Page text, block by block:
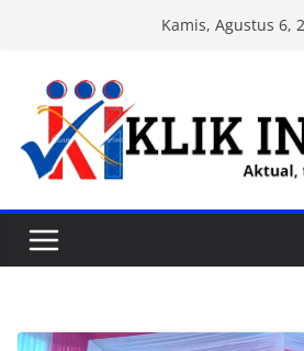
content
Kamis, Agustus 6,